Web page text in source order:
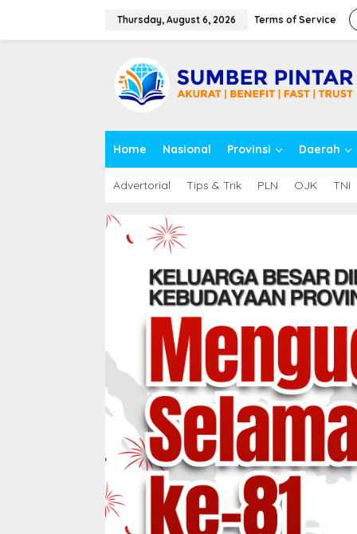
Thursday, August 6, 2026 Terms of Service
Home Nasional Provinsi Daerah
Advertorial Tips & Trik PLN OJK TNI